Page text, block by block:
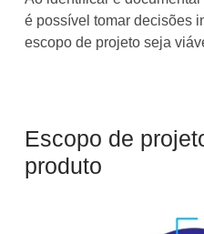
é possível tomar decisões
escopo de projeto seja
Escopo de
produto